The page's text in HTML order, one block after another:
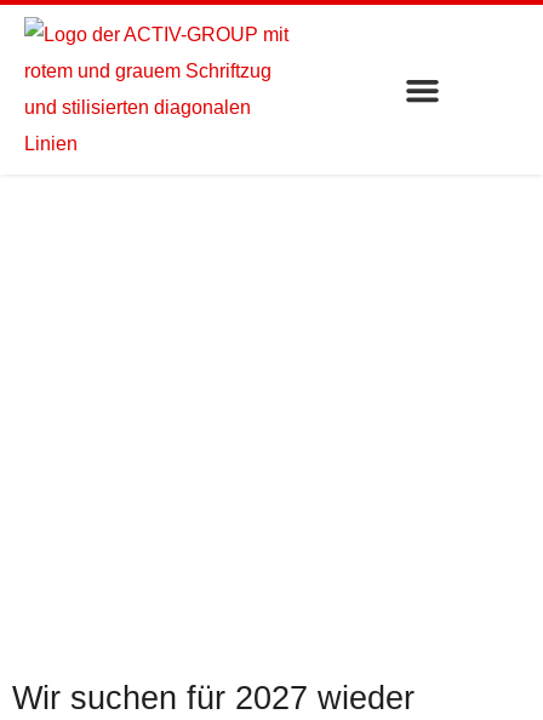
Wir suchen für 2027 wieder